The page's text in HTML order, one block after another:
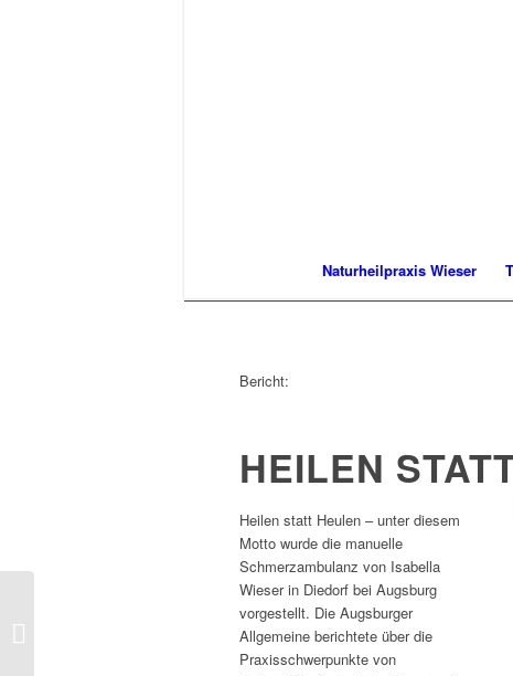
Naturheilpraxis Wieser
Bericht:
HEILEN
Heilen statt Heulen – unter diesem
Motto wurde die manuelle
Schmerzambulanz von Isabella
Wieser in Diedorf bei Augsburg
vorgestellt. Die Augsburger
Allgemeine berichtete über die
Praxisschwerpunkte von